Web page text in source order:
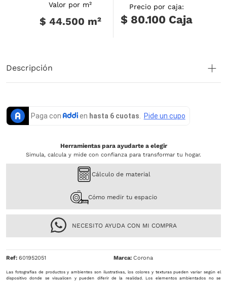
Valor por m²
$ 44.500 m²
Precio por caja:
$ 80.100 Caja
Descripción
Herramientas para ayudarte a elegir
Simula, calcula y mide con confianza para transformar tu hogar.
Cálculo de material
Cómo medir tu espacio
NECESITO AYUDA CON MI COMPRA
Ref: 601952051 Corona
Las fotografías de productos y ambientes son ilustrativas, los colores y texturas pueden variar según el
dispositivo donde se visualicen y pueden diferir de la realidad. Los elementos ambientados no se